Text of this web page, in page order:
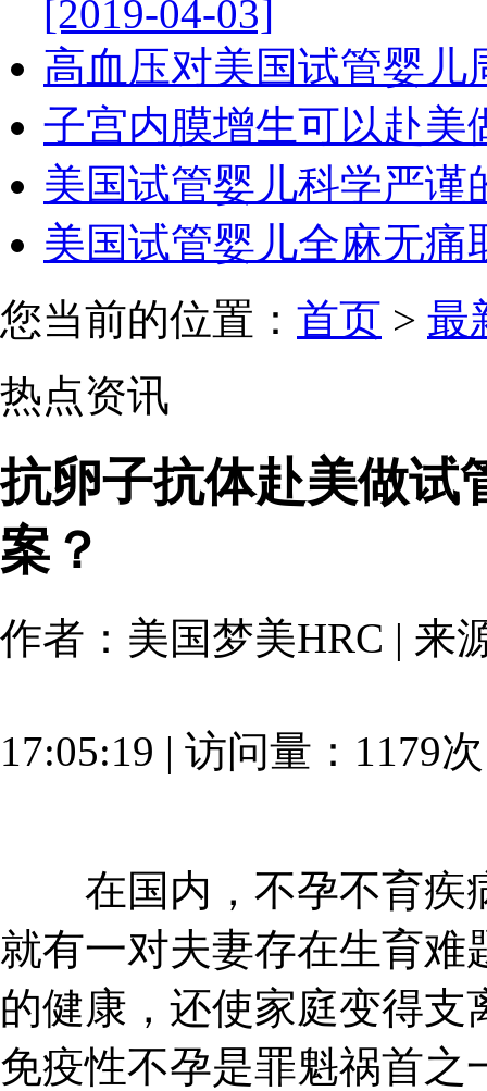
[2019-04-03]
高血压对美国试管婴儿
子宫内膜增生可以赴美
美国试管婴儿科学严谨
美国试管婴儿全麻无痛
您当前的位置： 首页 > 最
热点资讯
抗卵子抗体赴美做试
案？
作者：美国梦美HRC | 来
17:05:19 | 访问量：1179
在国内，不孕不育疾
就有一对夫妻存在生育难
的健康，还使家庭变得
免疫性不孕是罪魁祸首之